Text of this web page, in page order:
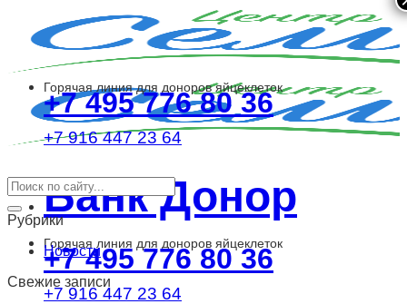
content
Банк Донор
Горячая линия для доноров яйцеклеток
+7 495 776 80 36
+7 916 447 23 64
Горячая линия для доноров яйцеклеток
+7 495 776 80 36
+7 916 447 23 64
Рубрики
Новости
Свежие записи